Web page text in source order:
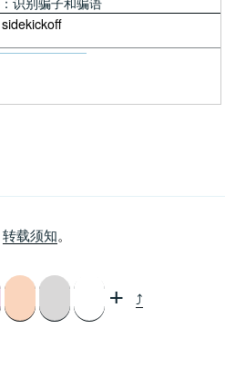
转载须知。
+ ⤴